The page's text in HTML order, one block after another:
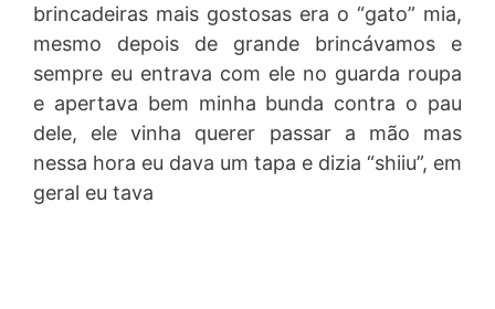
brincadeiras mais gostosas era o “gato” mia,
mesmo depois de grande brincávamos e
sempre eu entrava com ele no guarda roupa
e apertava bem minha bunda contra o pau
dele, ele vinha querer passar a mão mas
nessa hora eu dava um tapa e dizia “shiiu”, em
geral eu tava